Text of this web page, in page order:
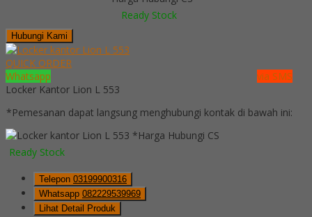
Ready Stock
Hubungi Kami
QUICK ORDER
Whatsapp
via SMS
Locker Kantor Lion L 553
*Pemesanan dapat langsung menghubungi kontak di bawah ini:
*Harga Hubungi CS
Ready Stock
Telepon 03199900316
Whatsapp 082229539969
Lihat Detail Produk